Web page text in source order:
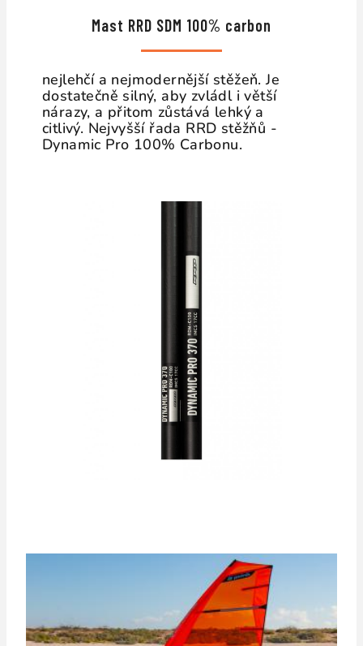
Mast RRD SDM 100% carbon
nejlehčí a nejmodernější stěžeň. Je
dostatečně silný, aby zvládl i větší
nárazy, a přitom zůstává lehký a
citlivý. Nejvyšší řada RRD stěžňů -
Dynamic Pro 100% Carbonu.